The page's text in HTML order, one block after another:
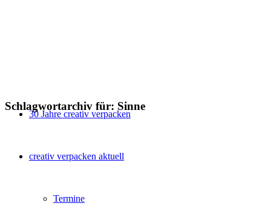
30 Jahre creativ verpacken
creativ verpacken aktuell
Termine
Schlagwortarchiv für: Sinne